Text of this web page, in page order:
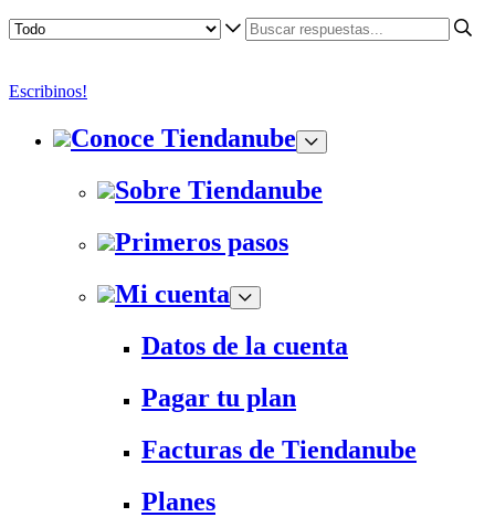
Escribinos!
Conoce Tiendanube
Sobre Tiendanube
Primeros pasos
Mi cuenta
Datos de la cuenta
Pagar tu plan
Facturas de Tiendanube
Planes